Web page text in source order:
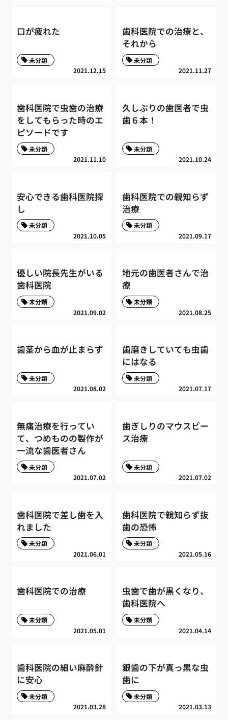
口が疲れた
2021.12.15
未分類
歯科医院での治療と、
それから
2021.11.27
未分類
歯科医院で虫歯の治療
をしてもらった時のエ
ピソードです
2021.11.10
未分類
久しぶりの歯医者で虫
歯６本！
2021.10.24
未分類
安心できる歯科医院探
し
2021.10.05
未分類
歯科医院での親知らず
治療
2021.09.17
未分類
優しい院長先生がいる
歯科医院
2021.09.02
未分類
地元の歯医者さんで治
療
2021.08.25
未分類
歯茎から血が止まらず
2021.08.02
未分類
歯磨きしていても虫歯
にはなる
2021.07.17
未分類
無痛治療を行ってい
て、つめものの製作が
一流な歯医者さん
2021.07.02
未分類
歯ぎしりのマウスピー
ス治療
2021.07.02
未分類
歯科医院で差し歯を入
れました
2021.06.01
未分類
歯科医院で親知らず抜
歯の恐怖
2021.05.16
未分類
歯科医院での治療
2021.05.01
未分類
虫歯で歯が黒くなり、
歯科医院へ
2021.04.14
未分類
歯科医院の細い麻酔針
に安心
2021.03.28
未分類
銀歯の下が真っ黒な虫
歯に
2021.03.13
未分類